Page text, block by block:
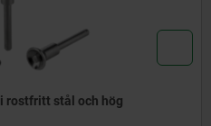
rostfritt stål och hög